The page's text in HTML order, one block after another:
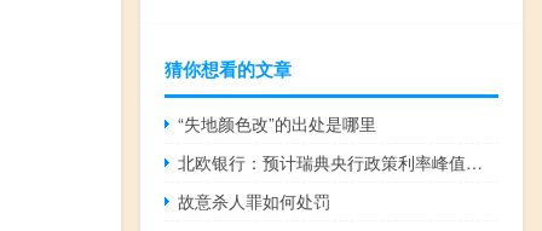
猜你想看的文章
“失地颜色改”的出处是哪里
北欧银行：预计瑞典央行政策利率峰值为4.25%之前预计为4%
故意杀人罪如何处罚